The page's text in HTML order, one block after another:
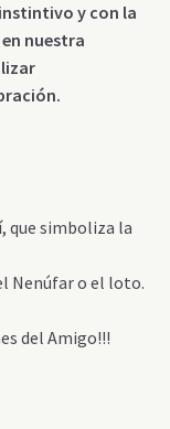
y con la
nuestra
que simboliza la
Nenúfar o el loto.
del Amigo!!!